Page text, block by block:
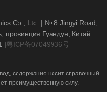
Co., Ltd. | № 8 Jingyi Road,
провинция Гуандун, Китай
|粤ICP备07049936号
содержание носит справочный
преимущественную силу.